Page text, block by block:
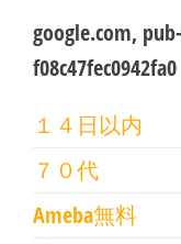
google.com, pub-
f08c47fec0942fa0
１４日以内
７０代
Ameba無料